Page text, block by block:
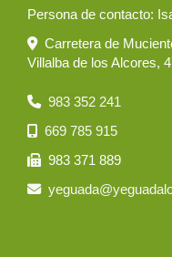
Persona de contacto:
Carretera de
Villalba de los Alcores,
983 352 241
669 785 915
983 371 889
yeguada